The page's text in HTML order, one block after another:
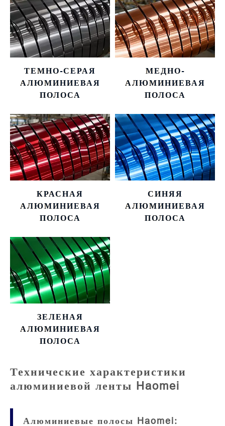
ТЕМНО-СЕРАЯ
АЛЮМИНИЕВАЯ
ПОЛОСА
МЕДНО-
АЛЮМИНИЕВАЯ
ПОЛОСА
КРАСНАЯ
АЛЮМИНИЕВАЯ
ПОЛОСА
СИНЯЯ
АЛЮМИНИЕВАЯ
ПОЛОСА
ЗЕЛЕНАЯ
АЛЮМИНИЕВАЯ
ПОЛОСА
Технические характеристики
алюминиевой ленты Haomei
Алюминиевые полосы Haomei: